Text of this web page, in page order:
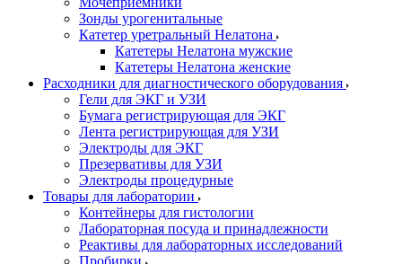
Зонды урогенитальные
Катетер уретральный Нелатона
Катетеры Нелатона мужские
Катетеры Нелатона женские
Расходники для диагностического оборудования
Гели для ЭКГ и УЗИ
Бумага регистрирующая для ЭКГ
Лента регистрирующая для УЗИ
Электроды для ЭКГ
Презервативы для УЗИ
Электроды процедурные
Товары для лаборатории
Контейнеры для гистологии
Лабораторная посуда и принадлежности
Реактивы для лабораторных исследований
Пробирки